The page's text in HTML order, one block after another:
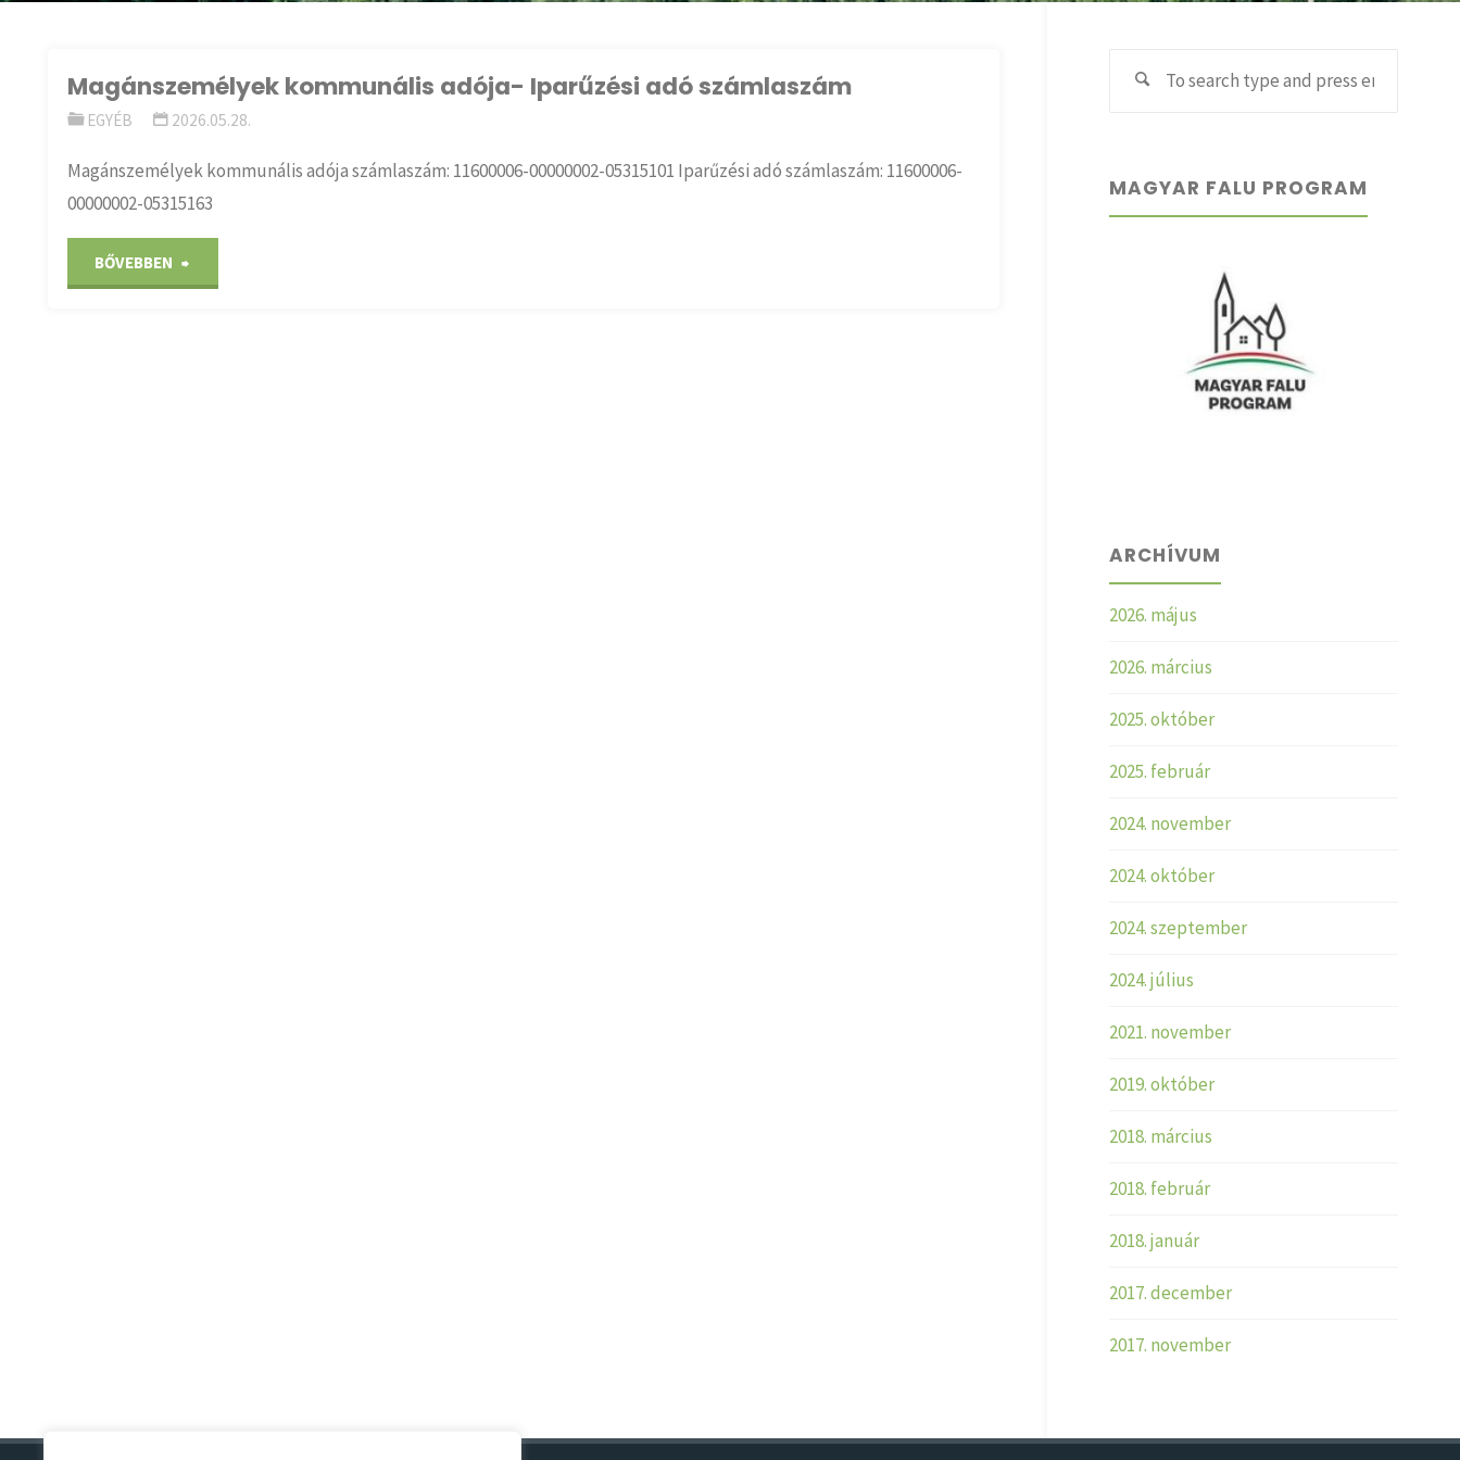
Magánszemélyek kommunális adója- Iparűzési adó számlaszám
EGYÉB 2026.05.28.
Magánszemélyek kommunális adója számlaszám: 11600006-00000002-05315101 Iparűzési adó számlaszám: 11600006-
00000002-05315163
BŐVEBBEN
Search
MAGYAR FALU PROGRAM
ARCHÍVUM
2026. május
2026. március
2025. október
2025. február
2024. november
2024. október
2024. szeptember
2024. július
2021. november
2019. október
2018. március
2018. február
2018. január
2017. december
2017. november